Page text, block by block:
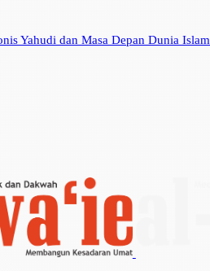
Yahudi dan Masa Depan Dunia Islam